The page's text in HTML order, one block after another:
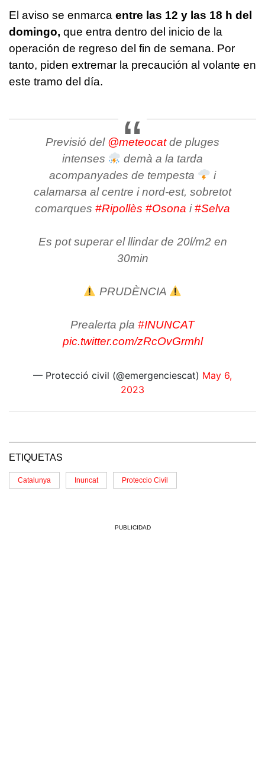
El aviso se enmarca entre las 12 y las 18 h del
domingo, que entra dentro del inicio de la
operación de regreso del fin de semana. Por
tanto, piden extremar la precaución al volante en
este tramo del día.
Previsió del @meteocatde pluges
intenses
demà a la tarda
acompanyades de tempesta
i
calamarsa al centre i nord-est, sobretot
comarques #Ripollès #Osona i#Selva
Es pot superar el llindar de 20l/m2 en
30min
PRUDÈNCIA
Prealerta pla #INUNCAT
pic.twitter.com/zRcOvGrmhl
— Protecció civil (@emergenciescat) May 6,
2023
ETIQUETAS
Catalunya Inuncat Proteccio Civil
PUBLICIDAD